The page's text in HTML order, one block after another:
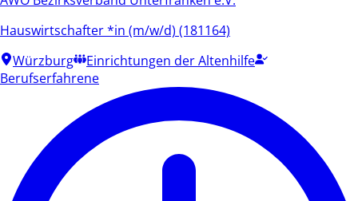
Hauswirtschafter *in (m/w/d) (181164)
Würzburg
Einrichtungen der Altenhilfe
Berufserfahrene